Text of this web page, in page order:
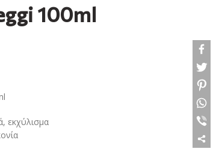
100ml
εκχύλισμα